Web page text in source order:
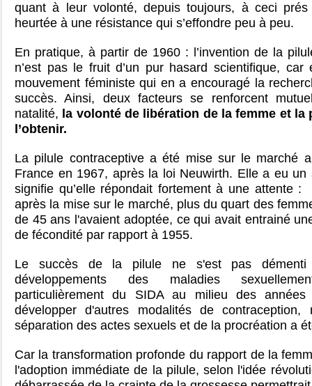
quant à leur volonté, depuis toujours, à ceci prés
heurtée à une résistance qui s’effondre peu à peu.
En pratique, à partir de 1960 :
l’invention de la
n’est pas le fruit d’un pur hasard scientifique,
mouvement féministe qui en a encouragé la
succès. Ainsi, deux facteurs se renforcent
natalité, la volonté de libération de la femme et
l’obtenir.
La pilule contraceptive a été mise sur le marché
France en 1967, après la loi Neuwirth. Elle a eu un
signifie qu’elle répondait fortement à une attente
après la mise sur le marché, plus du quart des
de 45 ans l'avaient adoptée, ce qui avait entrainé
de fécondité par rapport à 1955.
Le succès de la pilule ne s'est pas
développements des maladies
particulièrement du SIDA au milieu des
développer d'autres modalités de
séparation des actes sexuels et de la procréation a
Car la transformation profonde du rapport de la
l'adoption immédiate de la pilule, selon l'idée